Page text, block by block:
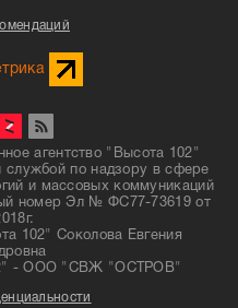
агентство "Высота 102"
службой по надзору в сфере
и массовых коммуникаций
номер Эл № ФС77-73619 от
102" Соколова Евгения
- ООО "СВЖ "ОСТРОВ"